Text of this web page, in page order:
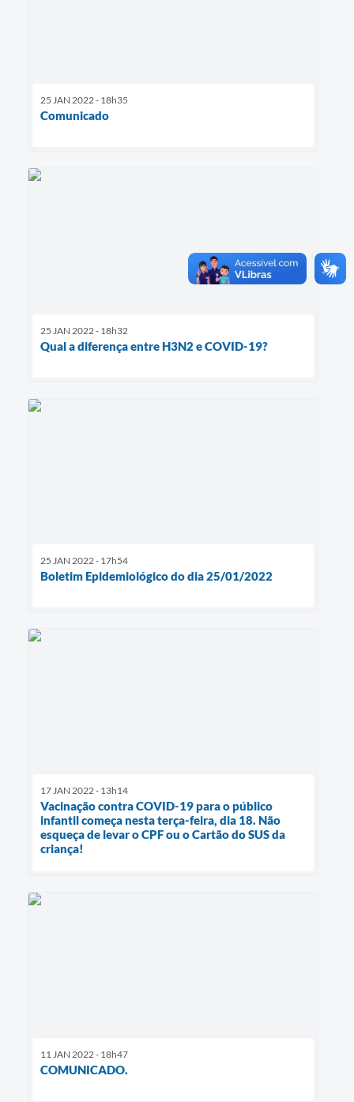
25 JAN 2022 - 18h35
Comunicado
25 JAN 2022 - 18h32
Qual a diferença entre H3N2 e COVID-19?
25 JAN 2022 - 17h54
Boletim Epidemiológico do dia 25/01/2022
17 JAN 2022 - 13h14
Vacinação contra COVID-19 para o público
infantil começa nesta terça-feira, dia 18. Não
esqueça de levar o CPF ou o Cartão do SUS da
criança!
11 JAN 2022 - 18h47
COMUNICADO.